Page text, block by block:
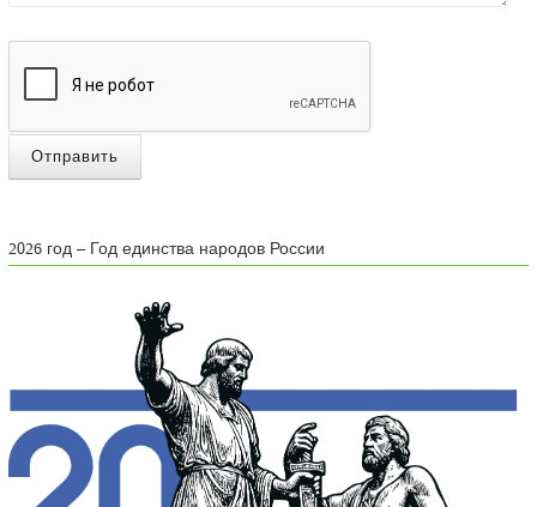
Отправить
2026 год – Год единства народов России